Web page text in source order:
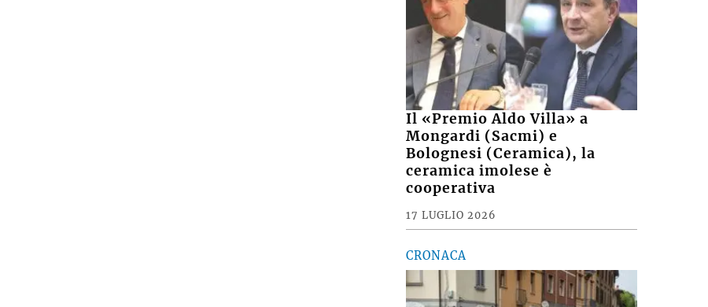
Il «Premio Aldo Villa» a
Mongardi (Sacmi) e
Bolognesi (Ceramica), la
ceramica imolese è
cooperativa
17 LUGLIO 2026
CRONACA